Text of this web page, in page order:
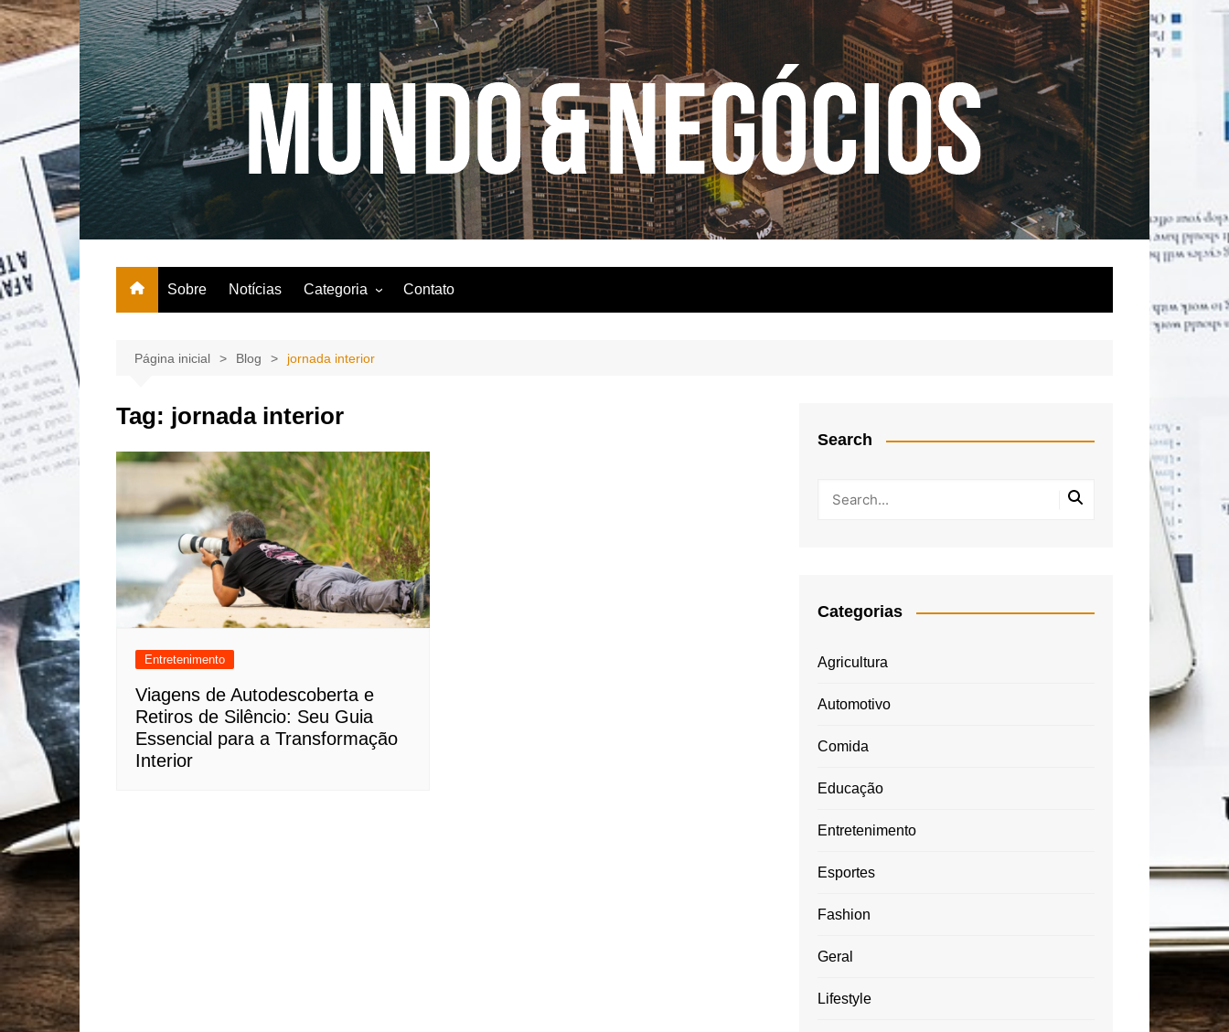
Ir
para
o
Sobre Notícias Categoria
Comida
Esportes
Geral
Lifestyle
Marketing
Natureza
Negócios
Política
Tecnologia
Turismo
Contato
Página inicial Blog jornada interior
Tag: jornada interior
Entretenimento
Viagens de Autodescoberta e
Retiros de Silêncio: Seu Guia
Essencial para a Transformação
Interior
Search
Categorias
Agricultura
Automotivo
Comida
Educação
Entretenimento
Esportes
Fashion
Geral
Lifestyle